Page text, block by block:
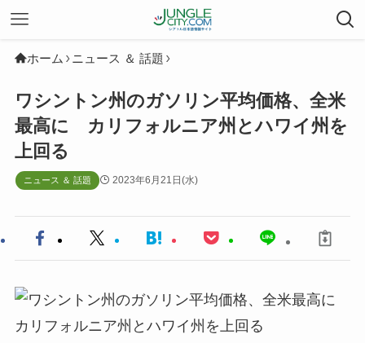
ホーム ニュース ＆ 話題
ワシントン州のガソリン平均価格、全米
最高に カリフォルニア州とハワイ州を
上回る
ニュース ＆ 話題 2023年6月21日(水)